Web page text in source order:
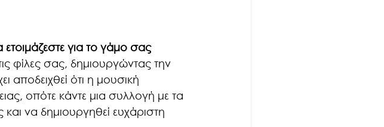
για το γάμο σας
φίλες σας, δημιουργώντας την
αποδειχθεί ότι η μουσική
οπότε κάντε μια συλλογή με τα
να δημιουργηθεί ευχάριστη